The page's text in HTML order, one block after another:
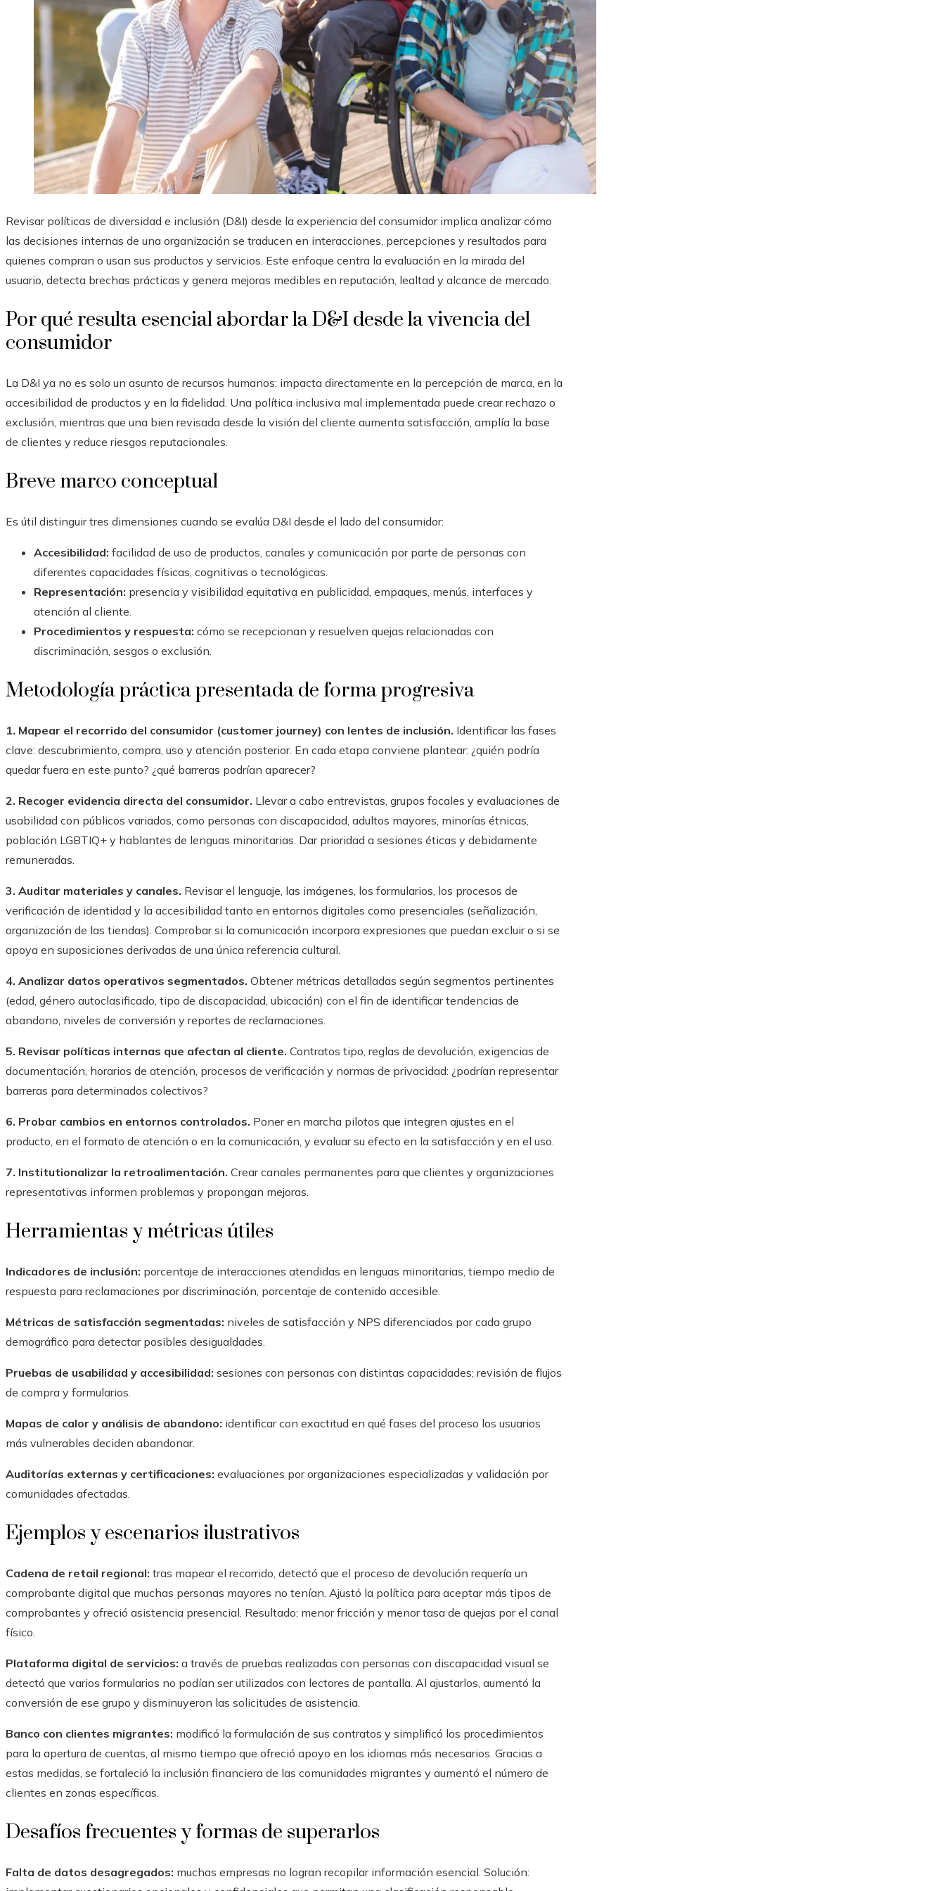
Revisar políticas de diversidad e inclusión (D&I) desde la experiencia del consumidor implica analizar cómo
las decisiones internas de una organización se traducen en interacciones, percepciones y resultados para
quienes compran o usan sus productos y servicios. Este enfoque centra la evaluación en la mirada del
usuario, detecta brechas prácticas y genera mejoras medibles en reputación, lealtad y alcance de mercado.
Por qué resulta esencial abordar la D&I desde la vivencia del
consumidor
La D&I ya no es solo un asunto de recursos humanos: impacta directamente en la percepción de marca, en la
accesibilidad de productos y en la fidelidad. Una política inclusiva mal implementada puede crear rechazo o
exclusión, mientras que una bien revisada desde la visión del cliente aumenta satisfacción, amplía la base
de clientes y reduce riesgos reputacionales.
Breve marco conceptual
Es útil distinguir tres dimensiones cuando se evalúa D&I desde el lado del consumidor:
Accesibilidad: facilidad de uso de productos, canales y comunicación por parte de personas con
diferentes capacidades físicas, cognitivas o tecnológicas.
Representación: presencia y visibilidad equitativa en publicidad, empaques, menús, interfaces y
atención al cliente.
Procedimientos y respuesta: cómo se recepcionan y resuelven quejas relacionadas con
discriminación, sesgos o exclusión.
Metodología práctica presentada de forma progresiva
1. Mapear el recorrido del consumidor (customer journey) con lentes de inclusión. Identificar las fases
clave: descubrimiento, compra, uso y atención posterior. En cada etapa conviene plantear: ¿quién podría
quedar fuera en este punto? ¿qué barreras podrían aparecer?
2. Recoger evidencia directa del consumidor. Llevar a cabo entrevistas, grupos focales y evaluaciones de
usabilidad con públicos variados, como personas con discapacidad, adultos mayores, minorías étnicas,
población LGBTIQ+ y hablantes de lenguas minoritarias. Dar prioridad a sesiones éticas y debidamente
remuneradas.
3. Auditar materiales y canales. Revisar el lenguaje, las imágenes, los formularios, los procesos de
verificación de identidad y la accesibilidad tanto en entornos digitales como presenciales (señalización,
organización de las tiendas). Comprobar si la comunicación incorpora expresiones que puedan excluir o si se
apoya en suposiciones derivadas de una única referencia cultural.
4. Analizar datos operativos segmentados. Obtener métricas detalladas según segmentos pertinentes
(edad, género autoclasificado, tipo de discapacidad, ubicación) con el fin de identificar tendencias de
abandono, niveles de conversión y reportes de reclamaciones.
5. Revisar políticas internas que afectan al cliente. Contratos tipo, reglas de devolución, exigencias de
documentación, horarios de atención, procesos de verificación y normas de privacidad: ¿podrían representar
barreras para determinados colectivos?
6. Probar cambios en entornos controlados. Poner en marcha pilotos que integren ajustes en el
producto, en el formato de atención o en la comunicación, y evaluar su efecto en la satisfacción y en el uso.
7. Institutionalizar la retroalimentación. Crear canales permanentes para que clientes y organizaciones
representativas informen problemas y propongan mejoras.
Herramientas y métricas útiles
Indicadores de inclusión: porcentaje de interacciones atendidas en lenguas minoritarias, tiempo medio de
respuesta para reclamaciones por discriminación, porcentaje de contenido accesible.
Métricas de satisfacción segmentadas: niveles de satisfacción y NPS diferenciados por cada grupo
demográfico para detectar posibles desigualdades.
Pruebas de usabilidad y accesibilidad: sesiones con personas con distintas capacidades; revisión de flujos
de compra y formularios.
Mapas de calor y análisis de abandono: identificar con exactitud en qué fases del proceso los usuarios
más vulnerables deciden abandonar.
Auditorías externas y certificaciones: evaluaciones por organizaciones especializadas y validación por
comunidades afectadas.
Ejemplos y escenarios ilustrativos
Cadena de retail regional: tras mapear el recorrido, detectó que el proceso de devolución requería un
comprobante digital que muchas personas mayores no tenían. Ajustó la política para aceptar más tipos de
comprobantes y ofreció asistencia presencial. Resultado: menor fricción y menor tasa de quejas por el canal
físico.
Plataforma digital de servicios: a través de pruebas realizadas con personas con discapacidad visual se
detectó que varios formularios no podían ser utilizados con lectores de pantalla. Al ajustarlos, aumentó la
conversión de ese grupo y disminuyeron las solicitudes de asistencia.
Banco con clientes migrantes: modificó la formulación de sus contratos y simplificó los procedimientos
para la apertura de cuentas, al mismo tiempo que ofreció apoyo en los idiomas más necesarios. Gracias a
estas medidas, se fortaleció la inclusión financiera de las comunidades migrantes y aumentó el número de
clientes en zonas específicas.
Desafíos frecuentes y formas de superarlos
Falta de datos desagregados: muchas empresas no logran recopilar información esencial. Solución: